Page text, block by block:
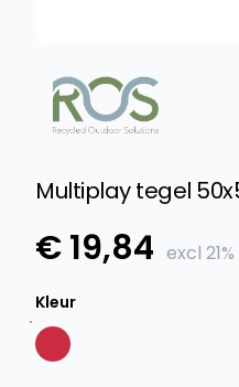
Multiplay tegel
Product
€ 19,84 excl
Kleur